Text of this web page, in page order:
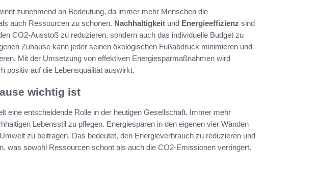
zunehmend an Bedeutung, da immer mehr Menschen die
auch Ressourcen zu schonen. Nachhaltigkeit und Energieeffizienz sind
CO2-Ausstoß zu reduzieren, sondern auch das individuelle Budget zu
Zuhause kann jeder seinen ökologischen Fußabdruck minimieren und
Mit der Umsetzung von effektiven Energiesparmaßnahmen wird
positiv auf die Lebensqualität auswirkt.
wichtig ist
eine entscheidende Rolle in der heutigen Gesellschaft. Immer mehr
Lebensstil zu pflegen. Energiesparen in den eigenen vier Wänden
zu beitragen. Das bedeutet, den Energieverbrauch zu reduzieren und
was sowohl Ressourcen schont als auch die CO2-Emissionen verringert.